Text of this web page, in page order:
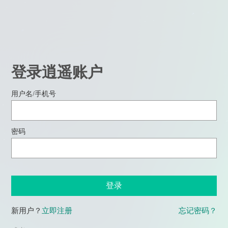
登录逍遥账户
用户名/手机号
密码
登录
新用户？ 立即注册 忘记密码？